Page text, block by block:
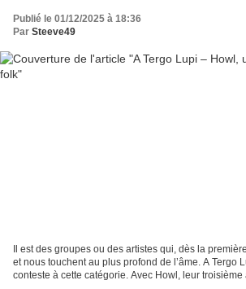
Publié le 01/12/2025 à 18:36
Par Steeve49
Il est des groupes ou des artistes qui, dès la
et nous touchent au plus profond de l’âme. A Tergo
conteste à cette catégorie. Avec Howl, leur